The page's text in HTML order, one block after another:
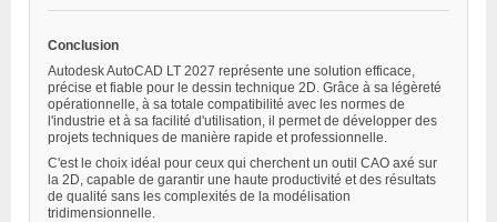
Conclusion
Autodesk AutoCAD LT 2027 représente une solution efficace,
précise et fiable pour le dessin technique 2D. Grâce à sa légèreté
opérationnelle, à sa totale compatibilité avec les normes de
l'industrie et à sa facilité d'utilisation, il permet de développer des
projets techniques de manière rapide et professionnelle.
C'est le choix idéal pour ceux qui cherchent un outil CAO axé sur
la 2D, capable de garantir une haute productivité et des résultats
de qualité sans les complexités de la modélisation
tridimensionnelle.